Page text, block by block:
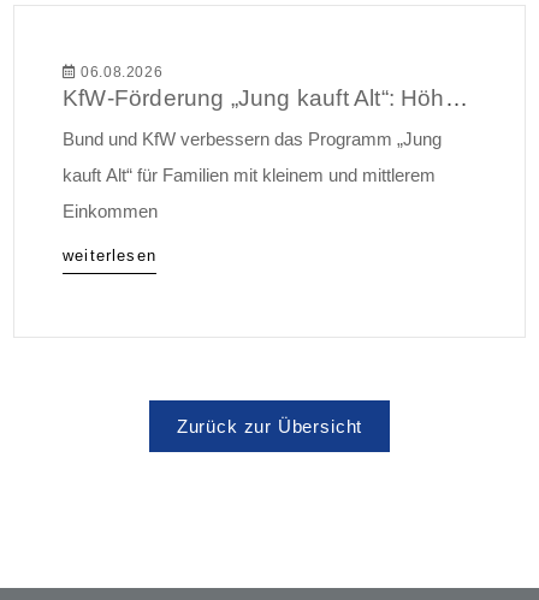
06.08.2026
KfW-Förderung „Jung kauft Alt“: Höhere Kredite ab August 2026
Bund und KfW verbessern das Programm „Jung
kauft Alt“ für Familien mit kleinem und mittlerem
Einkommen
weiterlesen
Zurück zur Übersicht